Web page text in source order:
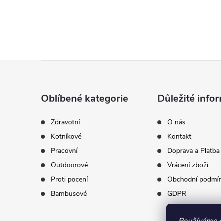
Oblíbené kategorie
Zdravotní
Kotníkové
Pracovní
Outdoorové
Proti pocení
Bambusové
Důležité
O nás
Kontakt
Doprava a Platba
Vrácení zboží
Obchodní
GDPR